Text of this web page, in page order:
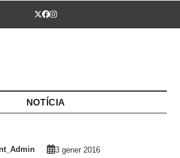
Twitter
Facebook
Instagram
NOTÍCIA
3 gener 2016